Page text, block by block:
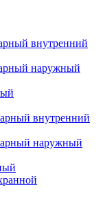
внутренний
наружный
внутренний
наружный